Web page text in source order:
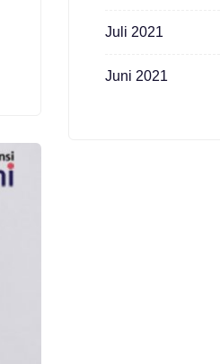
Juli 2021
Juni 2021